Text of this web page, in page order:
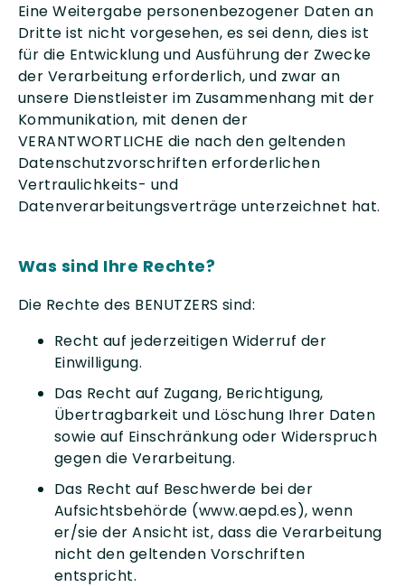
Eine Weitergabe personenbezogener Daten an
Dritte ist nicht vorgesehen, es sei denn, dies ist
für die Entwicklung und Ausführung der Zwecke
der Verarbeitung erforderlich, und zwar an
unsere Dienstleister im Zusammenhang mit der
Kommunikation, mit denen der
VERANTWORTLICHE die nach den geltenden
Datenschutzvorschriften erforderlichen
Vertraulichkeits- und
Datenverarbeitungsverträge unterzeichnet hat.
Was sind Ihre Rechte?
Die Rechte des BENUTZERS sind:
Recht auf jederzeitigen Widerruf der
Einwilligung.
Das Recht auf Zugang, Berichtigung,
Übertragbarkeit und Löschung Ihrer Daten
sowie auf Einschränkung oder Widerspruch
gegen die Verarbeitung.
Das Recht auf Beschwerde bei der
Aufsichtsbehörde (www.aepd.es), wenn
er/sie der Ansicht ist, dass die Verarbeitung
nicht den geltenden Vorschriften
entspricht.